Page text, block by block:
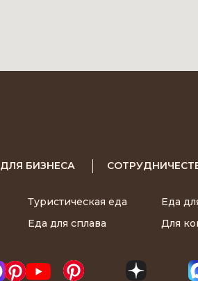
Для
Еда
Еда для сплава
Туристическая еда
ДЛЯ БИЗНЕСА